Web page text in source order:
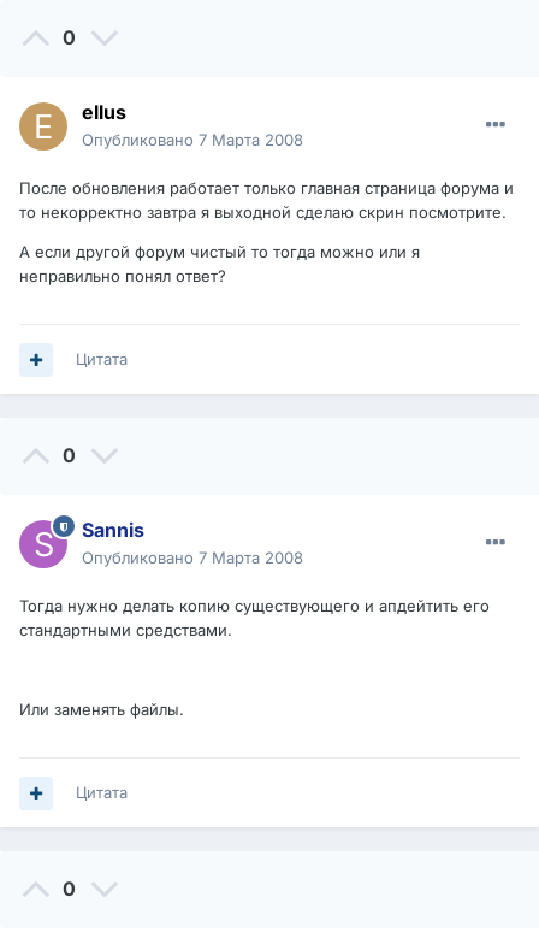
0
ellus
Опубликовано 7 Марта 2008
После обновления работает только главная страница форума и
то некорректно завтра я выходной сделаю скрин посмотрите.
А если другой форум чистый то тогда можно или я
неправильно понял ответ?
Цитата
0
Sannis
Опубликовано 7 Марта 2008
Тогда нужно делать копию существующего и апдейтить его
стандартными средствами.
Или заменять файлы.
Цитата
0